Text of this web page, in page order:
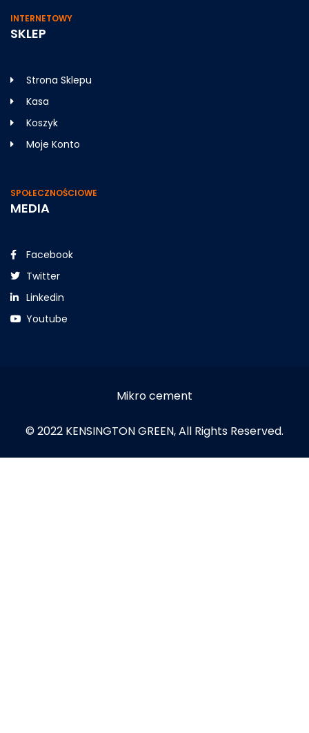
INTERNETOWY
SKLEP
Strona Sklepu
Kasa
Koszyk
Moje Konto
SPOŁECZNOŚCIOWE
MEDIA
Facebook
Twitter
Linkedin
Youtube
Mikro cement
© 2022 KENSINGTON GREEN, All Rights Reserved.